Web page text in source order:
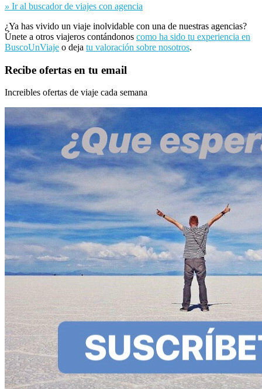
» Ir al buscador de viajes con agencia
¿Ya has vivido un viaje inolvidable con una de nuestras agencias?
Únete a otros viajeros contándonos como ha sido tu experiencia en
BuscoUnViaje o deja tu valoración sobre nosotros.
Recibe ofertas en tu email
Increibles ofertas de viaje cada semana